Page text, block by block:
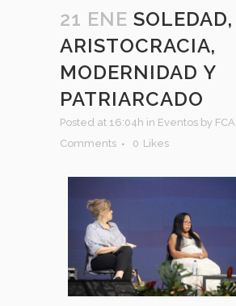
21 ENE SOLEDAD,
ARISTOCRACIA,
MODERNIDAD Y
PATRIARCADO
Posted at 16:04h in Eventos by FCA
Comments
0 Likes